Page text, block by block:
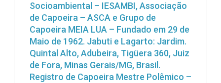
Socioambiental – IESAMBI, Associação
de Capoeira – ASCA e Grupo de
Capoeira MEIA LUA – Fundado em 29 de
Maio de 1962. Jabuti e Lagarto: Jardim.
Quintal Alto, Adubeira, Tigüera 360, Juiz
de Fora, Minas Gerais/MG, Brasil.
Registro de Capoeira Mestre Polêmico –